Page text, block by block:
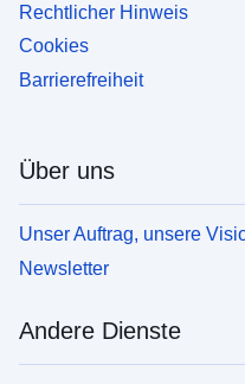
Rechtlicher Hinweis
Cookies
Barrierefreiheit
Über uns
Unser Auftrag, unsere
Newsletter
Andere Dienste